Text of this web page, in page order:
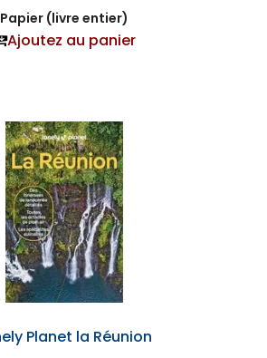
Papier (livre entier)
Ajoutez au panier
Planet la Réunion